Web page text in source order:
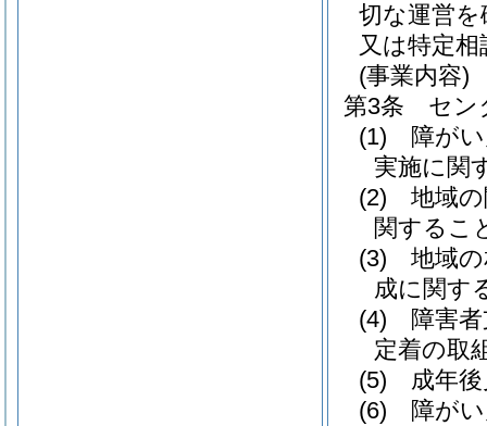
切な運営
又は特定
(事業内容)
第3条
セン
(1)
障が
実施に関
(2)
地域
関するこ
(3)
地域
成に関す
(4)
障害
定着の取
(5)
成年
(6)
障が